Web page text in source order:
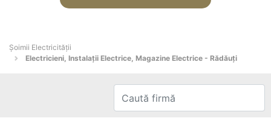
Șoimii Electricității
Electricieni, Instalații Electrice, Magazine Electrice - Rădăuţi